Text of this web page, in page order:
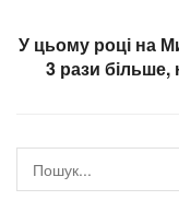
У цьому році на
3 рази більше,